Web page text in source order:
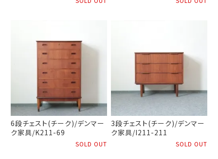
6段チェスト(チーク)/デンマー
ク家具/K211-69
SOLD OUT
3段チェスト(チーク)/デンマー
ク家具/I211-211
SOLD OUT